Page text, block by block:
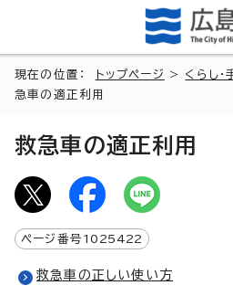
現在の位置： トップページ > くらし・
急車の適正利用
救急車の適正利用
ページ番号 1025422
救急車の正しい使い方